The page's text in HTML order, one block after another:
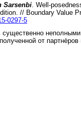
Sarsenbi Well-
. // Boundary Value
0297-5
от